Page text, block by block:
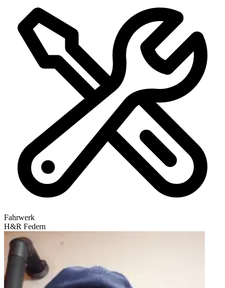
Fahrwerk
H&R Federn